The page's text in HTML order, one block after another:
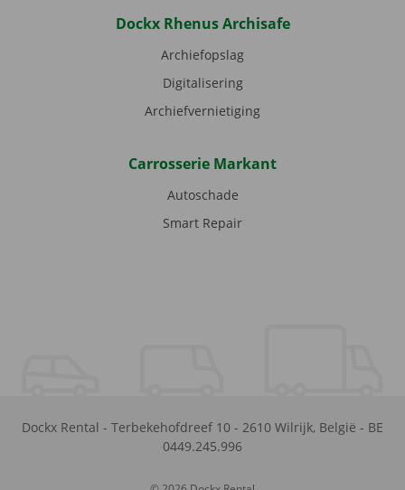
Dockx Rhenus Archisafe
Archiefopslag
Digitalisering
Archiefvernietiging
Carrosserie Markant
Autoschade
Smart Repair
Dockx Rental - Terbekehofdreef 10 - 2610 Wilrijk, België - BE
0449.245.996